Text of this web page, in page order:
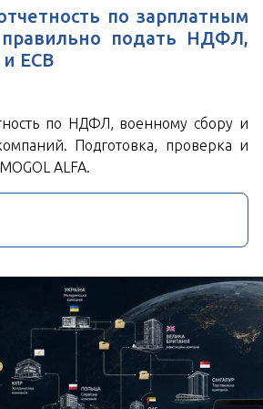
по зарплатным
правильно подать НДФЛ,
ЕСВ
по НДФЛ, военному сбору и
Подготовка, проверка и
ALFA.